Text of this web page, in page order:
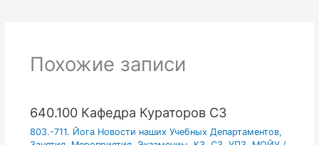
Похожие записи
640.100 Кафедра Кураторов СЗ
803.-711. Йога Новости наших Учебных Департаментов,